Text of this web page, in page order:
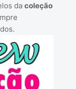
da coleção